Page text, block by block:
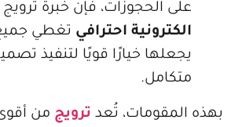
فإن خبرة ترويج في
احترافيتغطي جميع
خيارًا قويًا لتنفيذ تصميم متجر زد
تُعدترويج من أقوى الجهات